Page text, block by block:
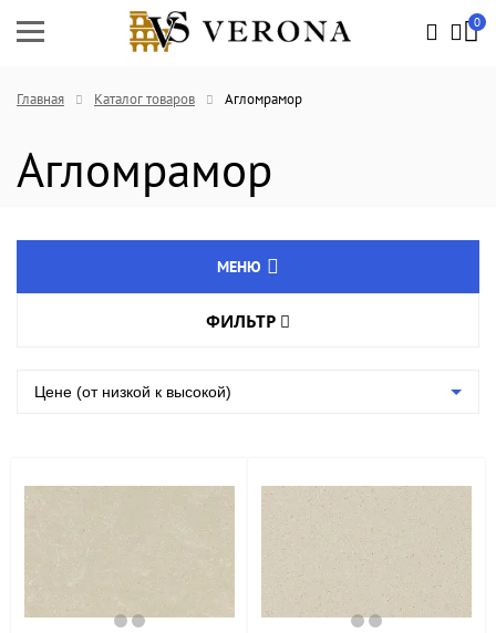
0
Главная Каталог товаров Агломрамор
Агломрамор
МЕНЮ
Изделия
ФИЛЬТР
Месторождение
Цене (от низкой к высокой)